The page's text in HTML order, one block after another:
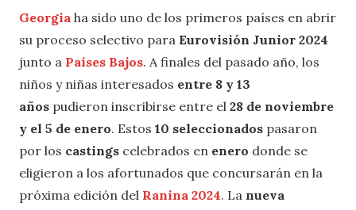
Georgia ha sido uno de los primeros países en abrir
su proceso selectivo para Eurovisión Junior 2024
junto a Países Bajos. A finales del pasado año, los
niños y niñas interesados entre 8 y 13
años pudieron inscribirse entre el 28 de noviembre
y el 5 de enero. Estos 10 seleccionados pasaron
por los castings celebrados en enero donde se
eligieron a los afortunados que concursarán en la
próxima edición del Ranina 2024. La nueva